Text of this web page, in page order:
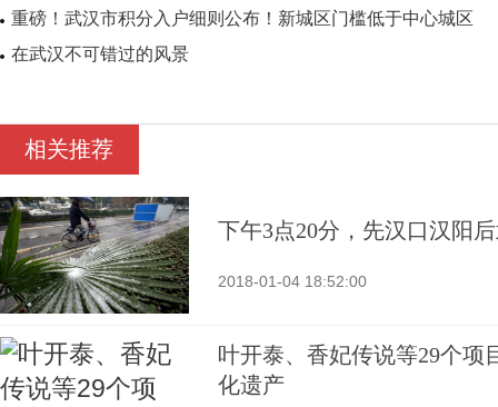
重磅！武汉市积分入户细则公布！新城区门槛低于中心城区
在武汉不可错过的风景
相关推荐
下午3点20分，先汉口汉阳
2018-01-04 18:52:00
叶开泰、香妃传说等29个项
化遗产